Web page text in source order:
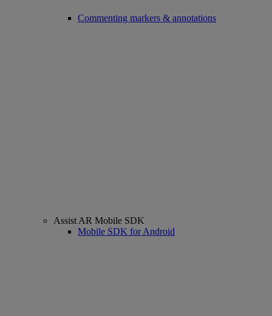
Commenting markers & annotations
Assist AR Mobile SDK
Mobile SDK for Android